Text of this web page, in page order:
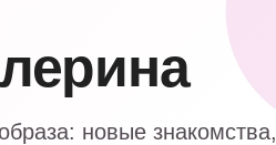
новые знакомства,